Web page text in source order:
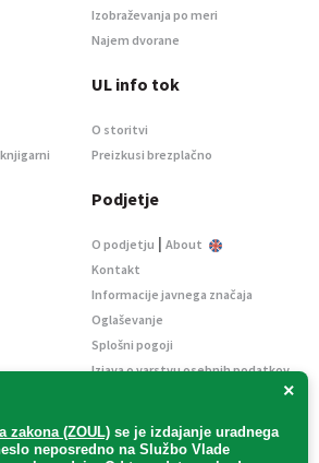
×
zakona (ZOUL) se je izdajanje uradnega
neposredno na Službo Vlade
Izobraževanja po meri
Najem dvorane
UL info tok
O storitvi
Preizkusi brezplačno
Podjetje
O podjetju
About
Kontakt
Informacije javnega značaja
Oglaševanje
Splošni pogoji
Izjava o varstvu osebnih podatkov